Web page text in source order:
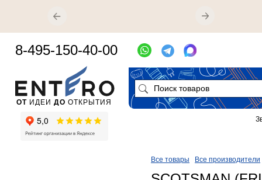
Все товары Все производители
ОТ ИДЕИ ДО ОТКРЫТИЯ
8-495-150-40-00